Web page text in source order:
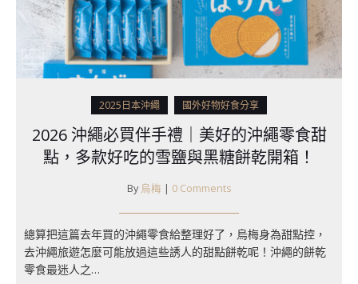
2025日本沖繩 國外好物好食分享
2026 沖繩必買伴手禮｜美好的沖繩零食甜
點，多款好吃的雪鹽與黑糖餅乾開箱！
By 烏梅 | 0 Comments
總算把這篇去年買的沖繩零食給整理好了，烏梅身為甜點控，
去沖繩旅遊怎麼可能放過這些誘人的甜點餅乾呢！沖繩的餅乾
零食最迷人之…